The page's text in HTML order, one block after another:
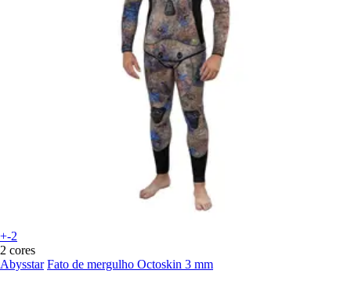
+-2
2 cores
Abysstar Fato de mergulho Octoskin 3 mm